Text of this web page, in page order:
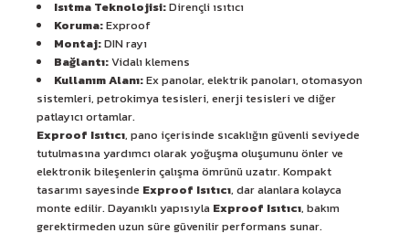
Isıtma Teknolojisi:Dirençli ısıtıcı
Koruma:Exproof
Montaj:DIN rayı
Bağlantı:Vidalı klemens
Kullanım Alanı:Ex panolar, elektrik panoları, otomasyon
sistemleri, petrokimya tesisleri, enerji tesisleri ve diğer
patlayıcı ortamlar.
Exproof Isıtıcı, pano içerisinde sıcaklığın güvenli seviyede
tutulmasına yardımcı olarak yoğuşma oluşumunu önler ve
elektronik bileşenlerin çalışma ömrünü uzatır. Kompakt
tasarımı sayesinde Exproof Isıtıcı, dar alanlara kolayca
monte edilir. Dayanıklı yapısıyla Exproof Isıtıcı, bakım
gerektirmeden uzun süre güvenilir performans sunar.